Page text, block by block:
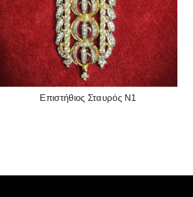
READ MORE
Επιστήθιος Σταυρός Ν1